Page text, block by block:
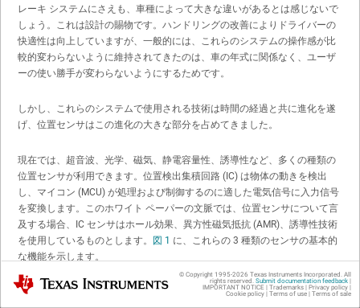
レーキ システムにさえも、車種によって大きな違いがあるとは感じないで
しょう。これは設計の賜物です。ハンドリングの改善によりドライバーの
快適性は向上していますが、一般的には、これらのシステムの操作感が比
較的変わらないように維持されてきたのは、車の年式に関係なく、ユーザ
ーの使い勝手が変わらないようにするためです。
しかし、これらのシステムで使用される技術は時間の経過と共に進化を遂
げ、位置センサはこの進化の大きな部分を占めてきました。
現在では、超音波、光学、磁気、静電容量性、誘導性など、多くの種類の
位置センサが利用できます。位置検出集積回路 (IC) は物体の動きを検出
し、マイコン (MCU) が処理および制御するのに適した電気信号に入力信号
を変換します。このホワイト ペーパーの文脈では、位置センサについて言
及する場合、IC センサはホール効果、異方性磁気抵抗 (AMR)、誘導性技術
を使用しているものとします。 図 1 に、これらの 3 種類のセンサの基本的
な機能を示します。
Texas Instruments © Copyright 1995-2026 Texas Instruments Incorporated. All
rights reserved. Submit documentation feedback|
IMPORTANT NOTICE | Trademarks| Privacy policy|
Cookie policy| Terms of use| Terms of sale